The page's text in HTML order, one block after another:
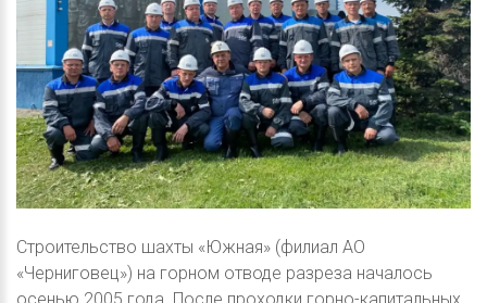
Строительство шахты «Южная» (филиал АО
«Черниговец») на горном отводе разреза началось
осенью 2005 года. После проходки горно-капитальных